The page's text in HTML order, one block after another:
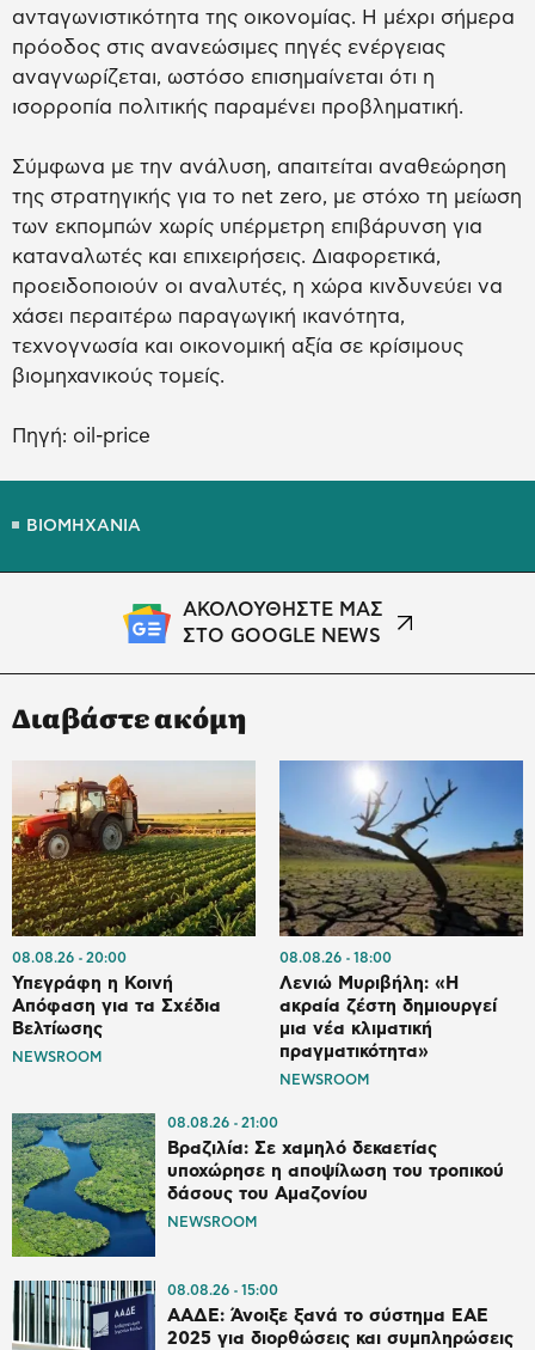
ανταγωνιστικότητα της οικονομίας. Η μέχρι σήμερα
πρόοδος στις ανανεώσιμες πηγές ενέργειας
αναγνωρίζεται, ωστόσο επισημαίνεται ότι η
ισορροπία πολιτικής παραμένει προβληματική.
Σύμφωνα με την ανάλυση, απαιτείται αναθεώρηση
της στρατηγικής για το net zero, με στόχο τη μείωση
των εκπομπών χωρίς υπέρμετρη επιβάρυνση για
καταναλωτές και επιχειρήσεις. Διαφορετικά,
προειδοποιούν οι αναλυτές, η χώρα κινδυνεύει να
χάσει περαιτέρω παραγωγική ικανότητα,
τεχνογνωσία και οικονομική αξία σε κρίσιμους
βιομηχανικούς τομείς.
Πηγή: oil-price
ΒΙΟΜΗΧΑΝΙΑ
ΑΚΟΛΟΥΘΗΣΤΕ ΜΑΣ
ΣΤΟ GOOGLE NEWS
Διαβάστε ακόμη
08.08.26 20:00
Υπεγράφη η Κοινή
Απόφαση για τα Σχέδια
Βελτίωσης
NEWSROOM
08.08.26 18:00
Λενιώ Μυριβήλη: «Η
ακραία ζέστη δημιουργεί
μια νέα κλιματική
πραγματικότητα»
NEWSROOM
08.08.26 21:00
Βραζιλία: Σε χαμηλό δεκαετίας
υποχώρησε η αποψίλωση του τροπικού
δάσους του Αμαζονίου
NEWSROOM
08.08.26 15:00
ΑΑΔΕ: Άνοιξε ξανά το σύστημα ΕΑΕ
2025 για διορθώσεις και συμπληρώσεις